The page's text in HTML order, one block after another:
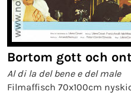
Bortom gott och
Al di la del bene e del male
Filmaffisch 70x100cm